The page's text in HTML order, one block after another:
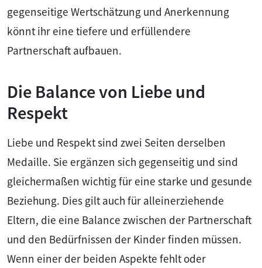
gegenseitige Wertschätzung und Anerkennung
könnt ihr eine tiefere und erfüllendere
Partnerschaft aufbauen.
Die Balance von Liebe und
Respekt
Liebe und Respekt sind zwei Seiten derselben
Medaille. Sie ergänzen sich gegenseitig und sind
gleichermaßen wichtig für eine starke und gesunde
Beziehung. Dies gilt auch für alleinerziehende
Eltern, die eine Balance zwischen der Partnerschaft
und den Bedürfnissen der Kinder finden müssen.
Wenn einer der beiden Aspekte fehlt oder